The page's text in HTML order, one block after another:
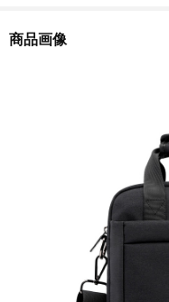
商品画像